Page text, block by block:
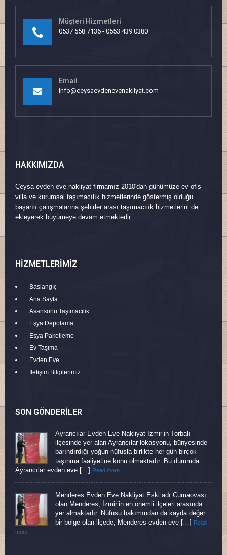
Müşteri Hizmetleri
0537 558 7136 - 0553 439 0380
Email
info@ceysaevdenevenakliyat.com
HAKKIMIZDA
Çeysa evden eve nakliyat firmamız 2010'dan günümüze ev ofis
villa ve kurumsal taşımacılık hizmetlerinde göstermiş olduğu
başarılı çalışmalarına şehirler arası taşımacılık hizmetlerini de
ekleyerek büyümeye devam etmektedir.
HIZMETLERIMIZ
Başlangıç
Ana Sayfa
Asansörlü Taşımacılık
Eşya Depolama
Eşya Paketleme
Ev Taşıma
Evden Eve
İletişim Bilgilerimiz
SON GÖNDERILER
Ayrancılar Evden Eve Nakliyat İzmir’in Torbalı
ilçesinde yer alan Ayrancılar lokasyonu, bünyesinde
barındırdığı yoğun nüfusla birlikte her gün birçok
taşınma faaliyetine konu olmaktadır. Bu durumda
Ayrancılar evden eve […]
Read more
Menderes Evden Eve Nakliyat Eski adı Cumaovası
olan Menderes, İzmir’in en önemli ilçeleri arasında
yer almaktadır. Nüfusu bakımından da kayda değer
bir bölge olan ilçede, Menderes evden eve […]
Read
more